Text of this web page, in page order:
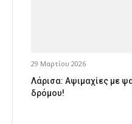
29 Μαρτίου 2026
Λάρισα: Αψιμαχίες με
δρόμου!